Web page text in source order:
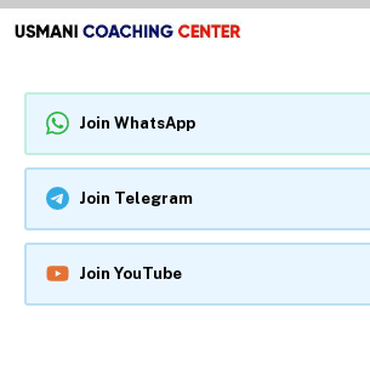
Skip
to
Join WhatsApp
Join Telegram
Join YouTube